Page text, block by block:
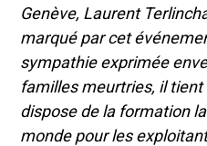
Genève, Laurent
marqué par cet
sympathie exprimée
familles meurtries, il
dispose de la formation
monde pour les